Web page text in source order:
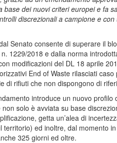
base dei nuovi criteri europei e fa
discrezionali a campione e
Senato consente di superare il
1229/2018 e dalla norma
modificazioni del DL 18 aprile
End of Waste rilasciati
di rifiuti che non dispongono di
introduce un nuovo
non solo è avviata su base
getta un’alea di
ed inoltre, dal momento
325 giorni ed oltre.